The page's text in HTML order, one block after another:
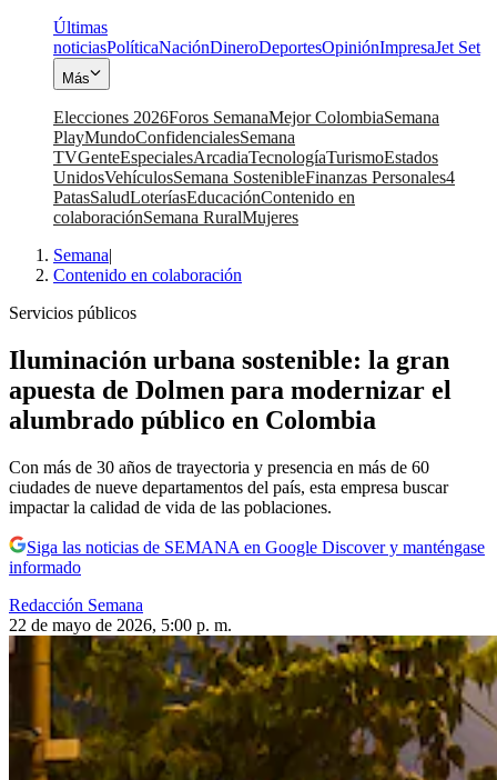
Últimas
noticiasPolíticaNaciónDineroDeportesOpiniónImpresaJet Set
Más
Elecciones 2026Foros SemanaMejor ColombiaSemana
PlayMundoConfidencialesSemana
TVGenteEspecialesArcadiaTecnologíaTurismoEstados
UnidosVehículosSemana SostenibleFinanzas Personales4
PatasSaludLoteríasEducaciónContenido en
colaboraciónSemana RuralMujeres
Semana|
Contenido en colaboración
Servicios públicos
Iluminación urbana sostenible: la gran
apuesta de Dolmen para modernizar el
alumbrado público en Colombia
Con más de 30 años de trayectoria y presencia en más de 60
ciudades de nueve departamentos del país, esta empresa buscar
impactar la calidad de vida de las poblaciones.
Siga las noticias de SEMANA en Google Discover y manténgase
informado
Redacción Semana
22 de mayo de 2026, 5:00 p. m.